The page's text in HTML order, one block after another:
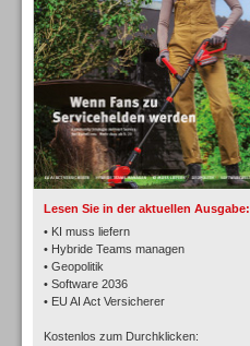
Lesen Sie in der aktuellen Ausgabe:
• KI muss liefern
• Hybride Teams managen
• Geopolitik
• Software 2036
• EU AI Act Versicherer
Kostenlos zum Durchklicken:
TK- und ACD-Systeme
Workforce-Management